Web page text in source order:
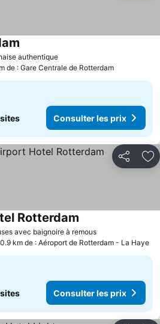
authentique
de : Gare Centrale de Rotterdam
Consulter les prix
Partager
avec baignoire à remous
Rotterdam
km de : Aéroport de Rotterdam - La Haye
Consulter les prix